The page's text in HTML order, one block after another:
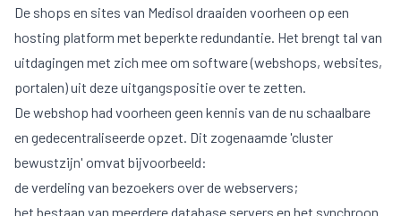
De shops en sites van Medisol draaiden voorheen op een
hosting platform met beperkte redundantie. Het brengt tal van
uitdagingen met zich mee om software (webshops, websites,
portalen) uit deze uitgangspositie over te zetten.
De webshop had voorheen geen kennis van de nu schaalbare
en gedecentraliseerde opzet. Dit zogenaamde 'cluster
bewustzijn' omvat bijvoorbeeld:
de verdeling van bezoekers over de webservers;
het bestaan van meerdere database servers en het synchroon